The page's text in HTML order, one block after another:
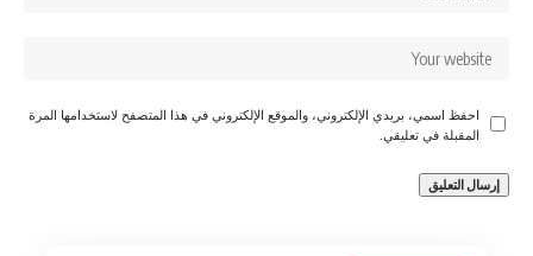
احفظ اسمي، بريدي الإلكتروني، والموقع الإلكتروني في هذا المتصفح لاستخدامها المرة
المقبلة في تعليقي.